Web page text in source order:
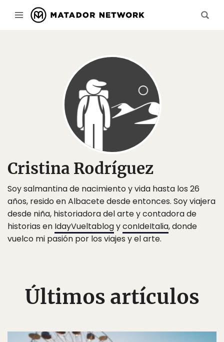
Cristina Rodríguez
Soy salmantina de nacimiento y vida hasta los 26
años, resido en Albacete desde entonces. Soy viajera
desde niña, historiadora del arte y contadora de
historias en IdayVueltablogyconIdeItalia, donde
vuelco mi pasión por los viajes y el arte.
Últimos artículos